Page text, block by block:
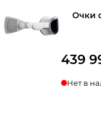
Очки
439
Нет в